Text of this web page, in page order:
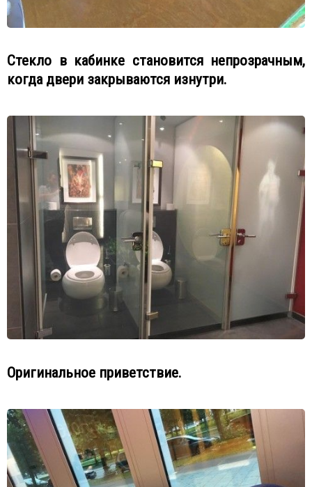
Стекло в кабинке становится непрозрачным,
когда двери закрываются изнутри.
Оригинальное приветствие.